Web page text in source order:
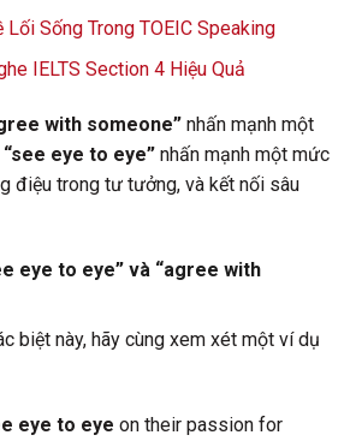
Lối Sống Trong TOEIC Speaking
IELTS Section 4 Hiệu Quả
with someone” nhấn mạnh một
“see eye to eye” nhấn mạnh một mức
điệu trong tư tưởng, và kết nối sâu
eye to eye” và “agree with
biệt này, hãy cùng xem xét một ví dụ
eye to eye on their passion for